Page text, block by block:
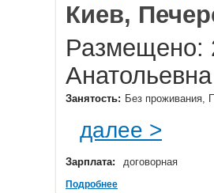
Киев,
Размещено:
Занятость: Без проживания,
далее >
Зарплата: договорная
Подробнее